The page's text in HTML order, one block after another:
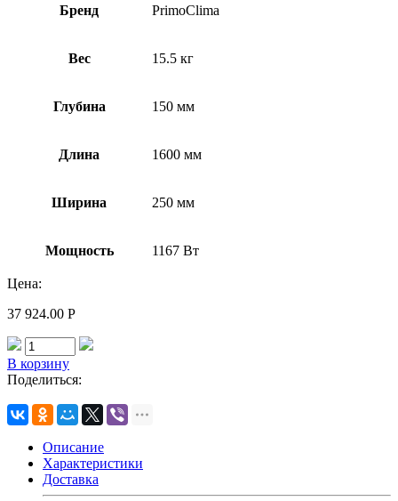
Бренд PrimoClima
Вес 15.5 кг
Глубина 150 мм
Длина 1600 мм
Ширина 250 мм
Мощность 1167 Вт
Цена:
37 924.00 Р
В корзину
Поделиться:
Описание
Характеристики
Доставка